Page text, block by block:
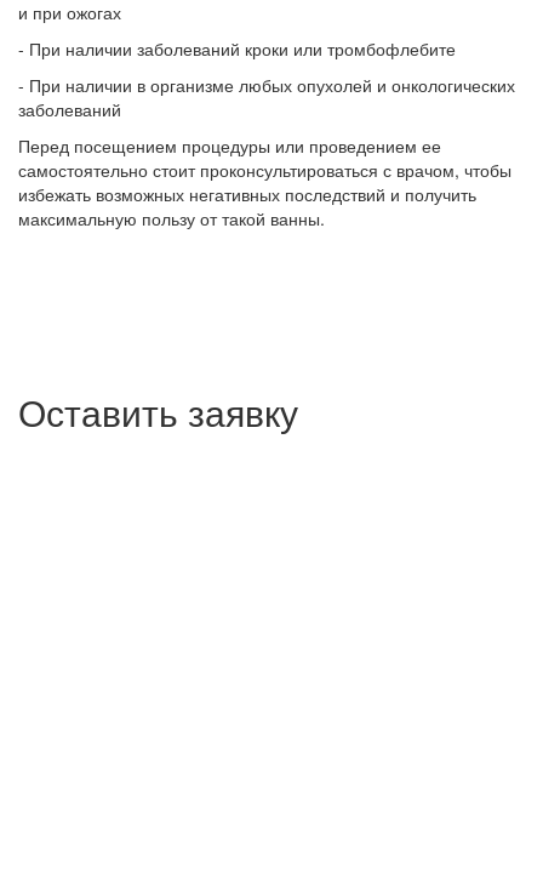
и при ожогах
- При наличии заболеваний кроки или тромбофлебите
- При наличии в организме любых опухолей и онкологических
заболеваний
Перед посещением процедуры или проведением ее
самостоятельно стоит проконсультироваться с врачом, чтобы
избежать возможных негативных последствий и получить
максимальную пользу от такой ванны.
Оставить заявку